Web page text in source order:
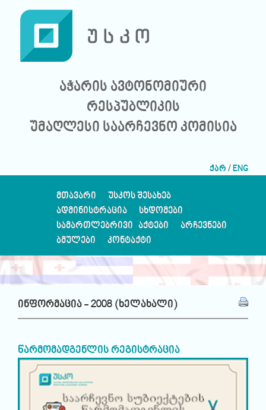
აჭარის ავტონომიური
რესპუბლიკის
უმაღლესი საარჩევნო კომისია
ქარ /ENG
ᲛᲗᲐᲕᲐᲠᲘ
ᲣᲡᲙᲝᲡ ᲨᲔᲡᲐᲮᲔᲑ
ᲐᲓᲛᲘᲜᲘᲡᲢᲠᲐᲪᲘᲐ
ᲡᲮᲓᲝᲛᲔᲑᲘ
ᲡᲐᲛᲐᲠᲗᲚᲔᲑᲠᲘᲕᲘ ᲐᲥᲢᲔᲑᲘ
ᲐᲠᲩᲔᲕᲜᲔᲑᲘ
ᲑᲛᲣᲚᲔᲑᲘ
ᲙᲝᲜᲢᲐᲥᲢᲘ
ინფორმაცია - 2008 (ხელახალი)
წარმომადგენლის რეგისტრაცია